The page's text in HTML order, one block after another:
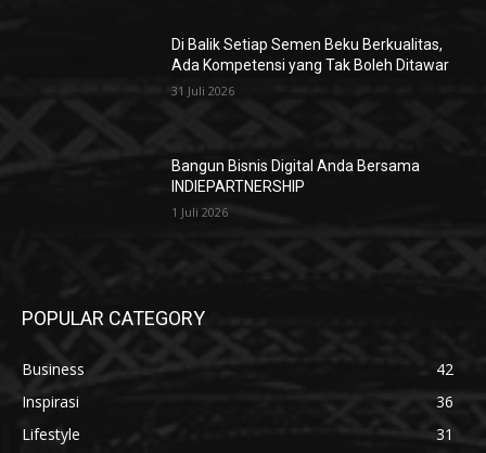
Di Balik Setiap Semen Beku Berkualitas,
Ada Kompetensi yang Tak Boleh Ditawar
31 Juli 2026
Bangun Bisnis Digital Anda Bersama
INDIEPARTNERSHIP
1 Juli 2026
POPULAR CATEGORY
Business
42
Inspirasi
36
Lifestyle
31